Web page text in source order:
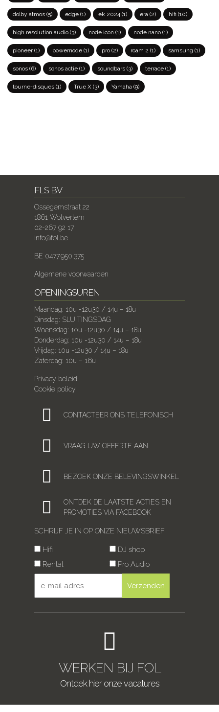
dolby atmos (5) edge (1) ek 2024 (1) era (2) hifi (10)
high resolution audio (3) node icon (1) node nano (1)
pioneer(1) powernode (1) pro (2) roam 2 (1) samsung (1)
sonos (6) sonos actie (1) soundbars (3) terrace (1)
tourne-disques (1) True X (3) Yamaha (9)
FLS BV
Ossegemstraat 22
1861 Wolvertem
02-267 92 17
info@fol.be
BE 0477.950.375
Algemene voorwaarden
OPENINGSUREN
Maandag: 10u -12u30 / 14u – 18u
Dinsdag: SLUITINGSDAG
Woensdag: 10u -12u30 / 14u – 18u
Donderdag: 10u -12u30 / 14u – 18u
Vrijdag: 10u -12u30 / 14u – 18u
Zaterdag: 10u – 16u
Privacy beleid
Cookie policy
CONTACTEER ONS TELEFONISCH
VRAAG UW OFFERTE AAN
BEZOEK ONZE BELEVINGSWINKEL
ONTDEK DE LAATSTE ACTIES EN
PROMOTIES VIA FACEBOOK
SCHRIJF JE IN OP ONZE NIEUWSBRIEF
Hifi
DJ shop
Rental
Pro Audio
WERKEN BIJ FOL
Ontdek hier onze vacatures